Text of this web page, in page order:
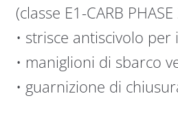
(classe E1-CARB PHASE
• strisce antiscivolo per
• maniglioni di sbarco
• guarnizione di